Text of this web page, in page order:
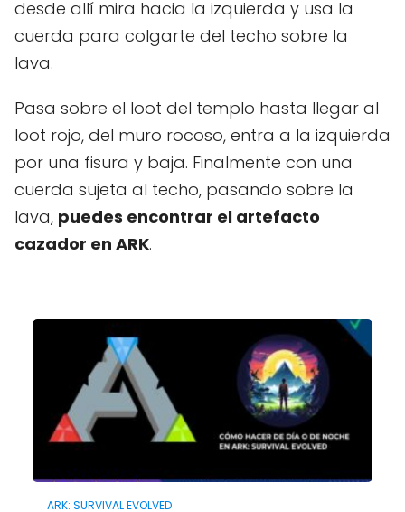
desde allí mira hacia la izquierda y usa la
cuerda para colgarte del techo sobre la
lava.
Pasa sobre el loot del templo hasta llegar al
loot rojo, del muro rocoso, entra a la izquierda
por una fisura y baja. Finalmente con una
cuerda sujeta al techo, pasando sobre la
lava, puedes encontrar el artefacto
cazador en ARK.
ARK: SURVIVAL EVOLVED